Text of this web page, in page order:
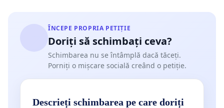
ÎNCEPE PROPRIA PETIȚIE
Doriți să schimbați ceva?
Schimbarea nu se întâmplă dacă tăceți.
Porniți o mișcare socială creând o petiție.
Descrieți schimbarea pe care doriți